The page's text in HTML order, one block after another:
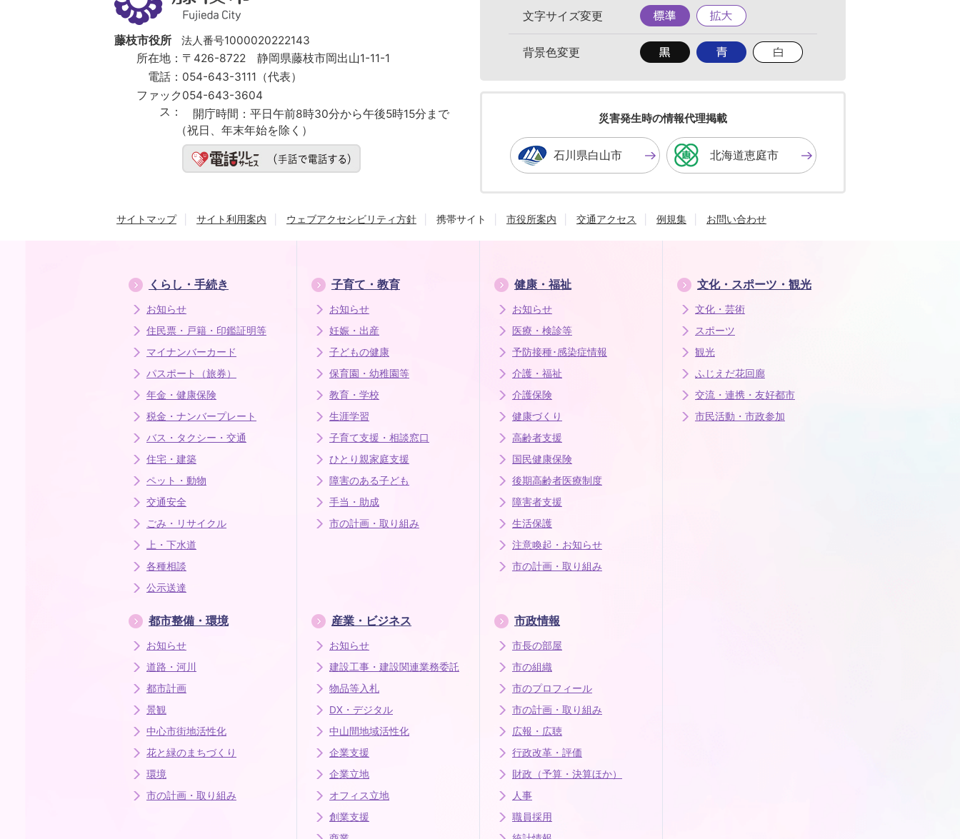
市
Fujieda
City
藤枝市役所
法人番号1000020222143
所在地： 〒426-8722 静岡県藤枝市岡出山1-11-1
電話： 054-643-3111（代表）
ファック
ス：
054-643-3604
開庁時間： 平日午前8時30分から午後5時15分まで
（祝日、年末年始を除く）
文字サイズ変更
標
準
拡
大
背景色変更
背
景
色
す
る
背
景
色
る
背
景
る
災害発生時の情報代理掲載
石川県白山市 北海道恵庭市
サイトマップ サイト利用案内 ウェブアクセシビリティ方針 携帯サイト 市役所案内 交通アクセス 例規集 お問い合わせ
くらし・手続き
お知らせ
住民票・戸籍・印鑑証明等
マイナンバーカード
パスポート（旅券）
年金・健康保険
税金・ナンバープレート
バス・タクシー・交通
住宅・建築
ペット・動物
交通安全
ごみ・リサイクル
上・下水道
各種相談
公示送達
子育て・教育
お知らせ
妊娠・出産
子どもの健康
保育園・幼稚園等
教育・学校
生涯学習
子育て支援・相談窓口
ひとり親家庭支援
障害のある子ども
手当・助成
市の計画・取り組み
健康・福祉
お知らせ
医療・検診等
予防接種･感染症情報
介護・福祉
介護保険
健康づくり
高齢者支援
国民健康保険
後期高齢者医療制度
障害者支援
生活保護
注意喚起・お知らせ
市の計画・取り組み
文化・スポーツ・観光
文化・芸術
スポーツ
観光
ふじえだ花回廊
交流・連携・友好都市
市民活動・市政参加
都市整備・環境
お知らせ
道路・河川
都市計画
景観
中心市街地活性化
花と緑のまちづくり
環境
市の計画・取り組み
産業・ビジネス
お知らせ
建設工事・建設関連業務委託
物品等入札
DX・デジタル
中山間地域活性化
企業支援
企業立地
オフィス立地
創業支援
市政情報
市長の部屋
市の組織
市のプロフィール
市の計画・取り組み
広報・広聴
行政改革・評価
財政（予算・決算ほか）
人事
職員採用